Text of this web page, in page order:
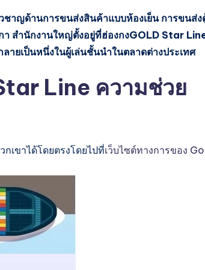
าญด้านการขนส่งสินค้าแบบห้องเย็น การขนส่ง
า สำนักงานใหญ่ตั้งอยู่ที่ฮ่องกงGOLD Star
ายเป็นหนึ่งในผู้เล่นชั้นนำในตลาดต่างประเทศ
Line ความช่วย
เขาได้โดยตรงโดยไปที่เว็บไซต์ทางการของ